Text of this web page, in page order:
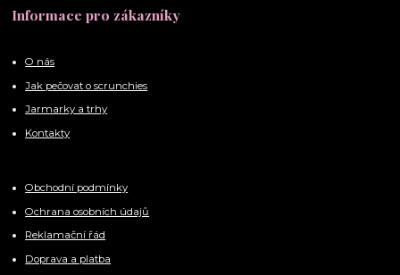
Informace pro zákazníky
O nás
Jak pečovat o scrunchies
Jarmarky a trhy
Kontakty
Obchodní podmínky
Ochrana osobních údajů
Reklamační řád
Doprava a platba